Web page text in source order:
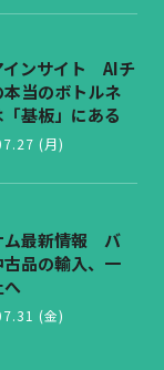
インサイト AIチ
本当のボトルネ
「基板」にある
(月)
ム最新情報 バ
古品の輸入、一
(金)